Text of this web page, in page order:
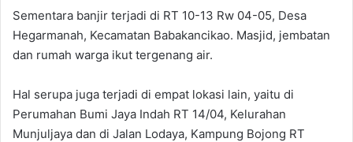
Sementara banjir terjadi di RT 10-13 Rw 04-05, Desa
Hegarmanah, Kecamatan Babakancikao. Masjid, jembatan
dan rumah warga ikut tergenang air.
Hal serupa juga terjadi di empat lokasi lain, yaitu di
Perumahan Bumi Jaya Indah RT 14/04, Kelurahan
Munjuljaya dan di Jalan Lodaya, Kampung Bojong RT